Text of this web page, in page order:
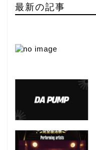
最新の記事